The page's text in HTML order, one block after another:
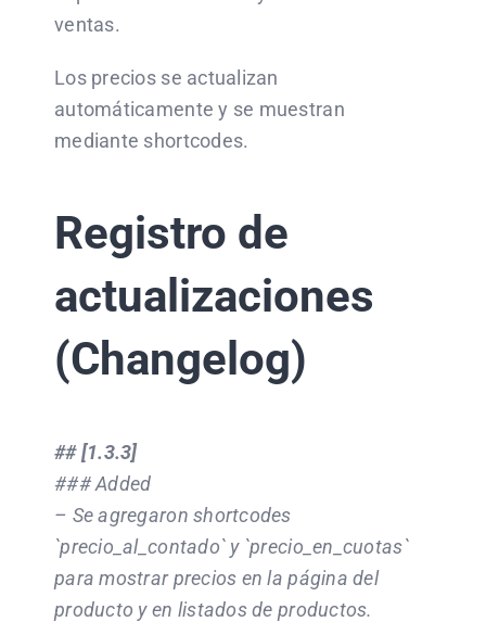
ventas.
Los precios se actualizan
automáticamente y se muestran
mediante shortcodes.
Registro de
actualizaciones
(Changelog)
## [1.3.3]
### Added
– Se agregaron shortcodes
`precio_al_contado` y `precio_en_cuotas`
para mostrar precios en la página del
producto y en listados de productos.